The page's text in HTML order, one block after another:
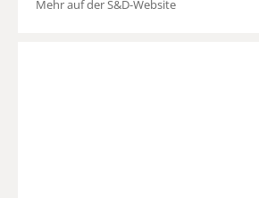
Mehr auf der S&D-Website